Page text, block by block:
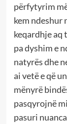
përfytyrim
kem ndeshur
keqardhje aq
pa dyshim e
natyrës dhe
ai vetë e që
mënyrë
pasqyrojnë
pasuri